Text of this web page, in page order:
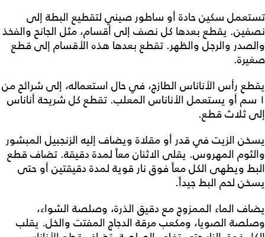
تستعمل سكين حادة أو ساطور صيني لتقطيع البطة إلى
نصفين. يقطع بعدها كل نصف إلى أقسام، مثل الجانح والفخذ
والصدر والرجل والظهر. تقطع بعدها هذه الأقسام إلى قطع
صغيرة.
يقطع رأس الأناناس الطازج، في حال استعماله، إلى شرائح من
١ سم أو يستعمل الأناناس المعلب. تقطع كل شريحة أناناس
إلى ثلاث قطع.
يسخن الزيت في قدر أو مقلاة ويضاف إليه الزنجبيل المبشور
والثوم المهروس. يقلى الاثنان معاً لمدة دقيقة. تضاف قطع
البط ويطهى الكل معاً فوق نار قوية لمدة دقيقتين أو حتى
يسخن لحم البط جيداً.
يضاف الماء الممزوج مع دقيق الذرة، وصلصة الشواء،
وصلصة الصويا، ومكعب مرقة الدجاج المفتت والخل. يقلب